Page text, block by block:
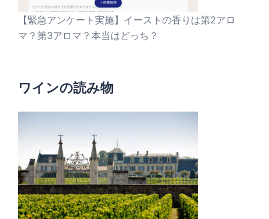
【緊急アンケート実施】イーストの香りは第2アロ
マ？第3アロマ？本当はどっち？
ワインの読み物